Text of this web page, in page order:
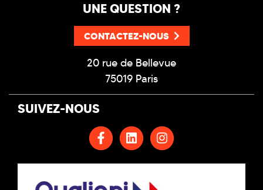
UNE QUESTION ?
CONTACTEZ-NOUS
20 rue de Bellevue
75019 Paris
SUIVEZ-NOUS